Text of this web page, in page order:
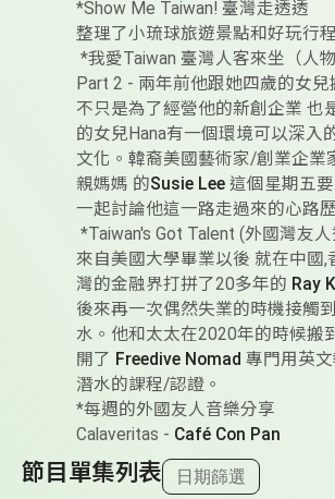
*Show Me Taiwan! 臺灣走透透
整理了小琉球旅遊景點和好玩行
*我愛Taiwan 臺灣人客來坐（人
Part 2 - 兩年前他跟她四歲的女兒
不只是為了經營他的新創企業 也
的女兒Hana有一個環境可以深入
文化。韓裔美國藝術家/創業企業
親媽媽 的Susie Lee 這個星期五
一起討論他這一路走過來的心路
*Taiwan's Got Talent (外國灣友人
來自美國大學畢業以後 就在中國,
灣的金融界打拼了20多年的 Ray
後來再一次偶然失業的時機接觸
水。他和太太在2020年的時候搬
開了 Freedive Nomad 專門用英
潛水的課程/認證。
*每週的外國友人音樂分享
Calaveritas - Café Con Pan
節目單集列表 日期篩選